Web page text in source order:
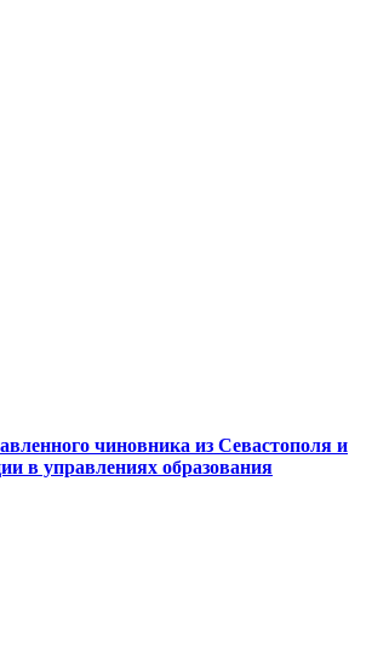
чиновника из Севастополя и
в управлениях образования